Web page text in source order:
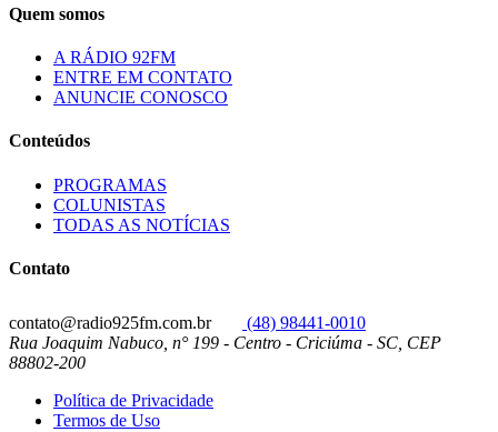
Quem somos
A RÁDIO 92FM
ENTRE EM CONTATO
ANUNCIE CONOSCO
Conteúdos
PROGRAMAS
COLUNISTAS
TODAS AS NOTÍCIAS
Contato
contato@radio925fm.com.br
(48) 98441-0010
Rua Joaquim Nabuco, n° 199 - Centro - Criciúma - SC, CEP
88802-200
Política de Privacidade
Termos de Uso